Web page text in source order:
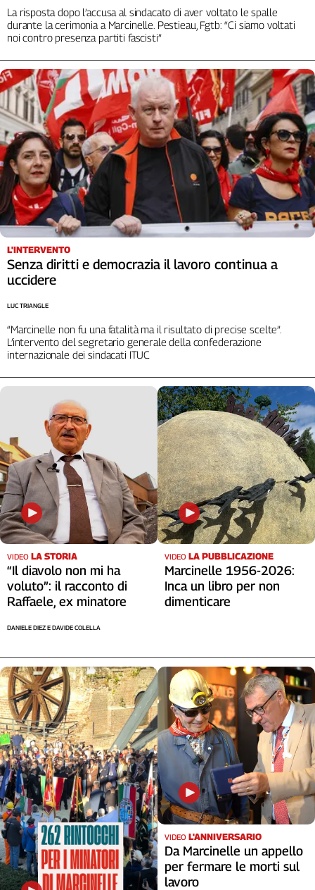
La risposta dopo l’accusa al sindacato di aver voltato le spalle
durante la cerimonia a Marcinelle. Pestieau, Fgtb: “Ci siamo voltati
noi contro presenza partiti fascisti”
L'INTERVENTO
Senza diritti e democrazia il lavoro continua a
uccidere
“Marcinelle non fu una fatalità ma il risultato di precise scelte”.
L’intervento del segretario generale della confederazione
internazionale dei sindacati ITUC
LUC TRIANGLE
VIDEO LA STORIA
“Il diavolo non mi ha
voluto”: il racconto di
Raffaele, ex minatore
DANIELE DIEZ E DAVIDE COLELLA
VIDEO LA PUBBLICAZIONE
Marcinelle 1956-2026:
Inca un libro per non
dimenticare
VIDEO L'ANNIVERSARIO
Da Marcinelle un appello
per fermare le morti sul
lavoro